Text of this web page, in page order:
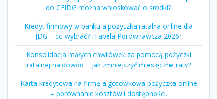
do CEIDG można wnioskować o środki?
Kredyt firmowy w banku a pożyczka ratalna online dla
JDG – co wybrać? [Tabela Porównawcza 2026]
Konsolidacja małych chwilówek za pomocą pożyczki
ratalnej na dowód – jak zmniejszyć miesięczne raty?
Karta kredytowa na firmę a gotówkowa pożyczka online
– porównanie kosztów i dostępności.